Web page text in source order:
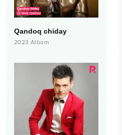
Qandoq chiday
2023 Albom